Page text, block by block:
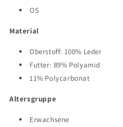
OS
Material
Oberstoff: 100% Leder
Futter: 89% Polyamid
11% Polycarbonat
Altersgruppe
Erwachsene